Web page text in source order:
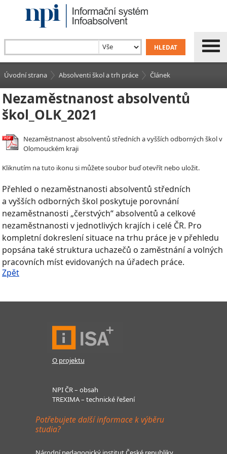
Úvodní strana Absolventi škol a trh práce Článek
Nezaměstnanost absolventů
škol_OLK_2021
Nezaměstnanost absolventů středních a vyšších odborných škol v
Olomouckém kraji
Kliknutím na tuto ikonu si můžete soubor buď otevřít nebo uložit.
Přehled o nezaměstnanosti absolventů středních
a vyšších odborných škol poskytuje porovnání
nezaměstnanosti „čerstvých“ absolventů a celkové
nezaměstnanosti v jednotlivých krajích i celé ČR. Pro
kompletní dokreslení situace na trhu práce je v přehledu
popsána také struktura uchazečů o zaměstnání a volných
pracovních míst evidovaných na úřadech práce.
Zpět
O projektu
NPI ČR – obsah
TREXIMA – technické řešení
Potřebujete další informace k výběru
studia?